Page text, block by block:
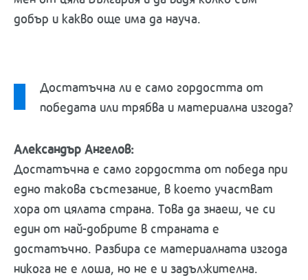
добър и какво още има да науча.
Достатъчна ли е само гордостта от
победата или трябва и материална изгода?
Александър Ангелов:
Достатъчна е само гордостта от победа при
едно такова състезание, в което участват
хора от цялата страна. Това да знаеш, че си
един от най-добрите в страната е
достатъчно. Разбира се материалната изгода
никога не е лоша, но не е и задължителна.